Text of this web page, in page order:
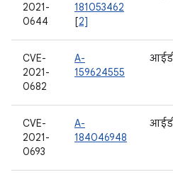
2021-
0644
181053462
[2]
CVE-
2021-
0682
A-
159624555
CVE-
2021-
0693
A-
184046948